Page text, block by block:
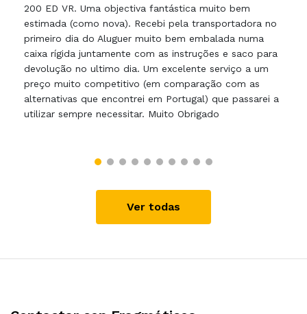
200 ED VR. Uma objectiva fantástica muito bem
estimada (como nova). Recebi pela transportadora no
primeiro dia do Aluguer muito bem embalada numa
caixa rígida juntamente com as instruções e saco para
devolução no ultimo dia. Um excelente serviço a um
preço muito competitivo (em comparação com as
alternativas que encontrei em Portugal) que passarei a
utilizar sempre necessitar. Muito Obrigado
Ver todas